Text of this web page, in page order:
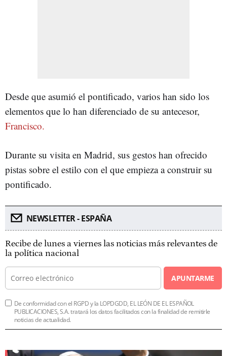
Desde que asumió el pontificado, varios han sido los
elementos que lo han diferenciado de su antecesor,
Francisco.
Durante su visita en Madrid, sus gestos han ofrecido
pistas sobre el estilo con el que empieza a construir su
pontificado.
NEWSLETTER - ESPAÑA
Recibe de lunes a viernes las noticias más relevantes de
la política nacional
APUNTARME
De conformidad con el RGPD y la LOPDGDD, EL LEÓN DE EL ESPAÑOL
PUBLICACIONES, S.A. tratará los datos facilitados con la finalidad de remitirle
noticias de actualidad.